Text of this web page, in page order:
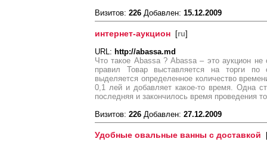
Визитов: 226 Добавлен: 15.12.2009
интернет-аукцион [ru]
URL: http://abassa.md
Что такое Abassa ? Abassa – это аукцион
правил Товар выставляется на торги
выделяется определенное количество
0,1 лей и добавляет какое-то время. Одна
последняя и закончилось время проведения
Визитов: 226 Добавлен: 27.12.2009
Удобные овальные ванны с доставкой